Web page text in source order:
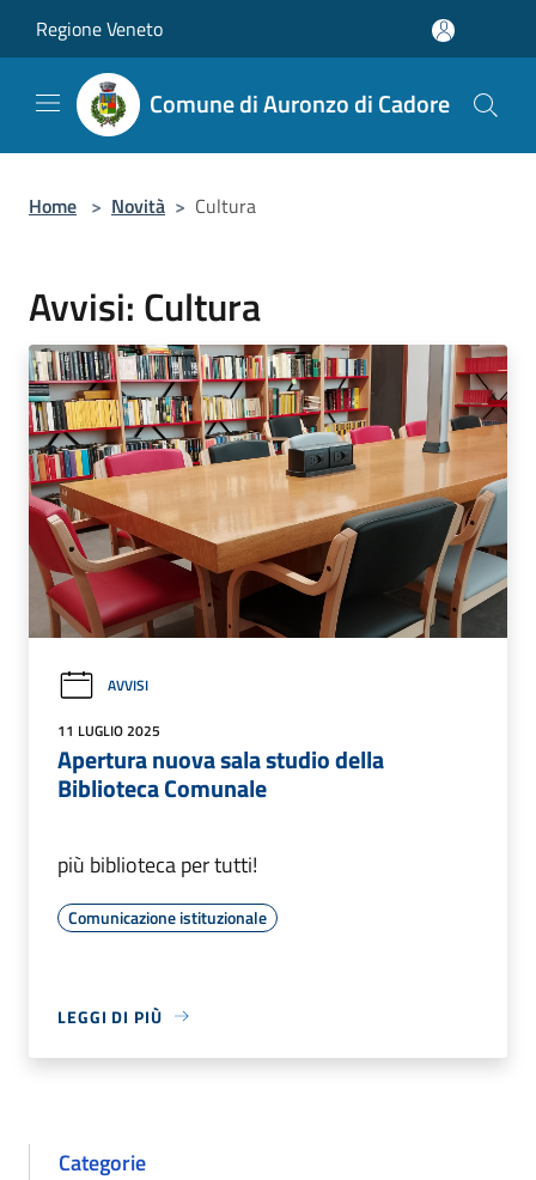
Regione Veneto
Comune di Auronzo di Cadore
Home > Novità > Cultura
Avvisi: Cultura
AVVISI
11 LUGLIO 2025
Apertura nuova sala studio della
Biblioteca Comunale
più biblioteca per tutti!
Comunicazione istituzionale
LEGGI DI PIÙ
Categorie